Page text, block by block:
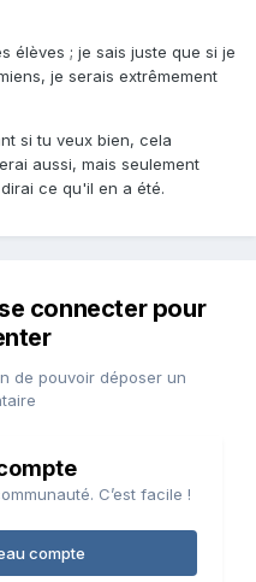
élèves ; je sais juste que si je
je serais extrêmement
si tu veux bien, cela
aussi, mais seulement
ce qu'il en a été.
connecter pour
de pouvoir déposer un
C’est facile !
compte